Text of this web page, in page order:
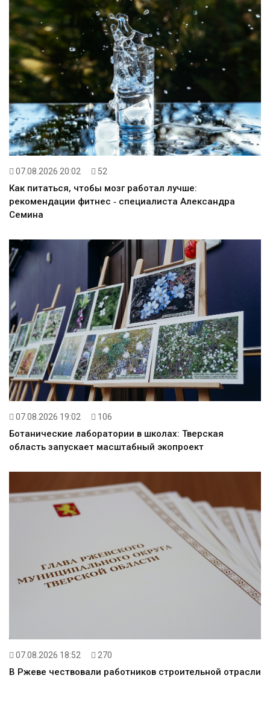
07.08.2026 20:02 52
Как питаться, чтобы мозг работал лучше:
рекомендации фитнес ‑ специалиста Александра
Семина
07.08.2026 19:02 106
Ботанические лаборатории в школах: Тверская
область запускает масштабный экопроект
07.08.2026 18:52 270
В Ржеве чествовали работников строительной отрасли